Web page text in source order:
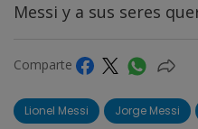
Messi y a sus seres
Comparte
Lionel Messi Jorge Messi